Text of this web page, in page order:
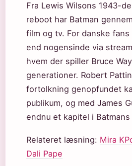
Fra Lewis Wilsons 1943-
reboot har Batman
film og tv. For danske
end nogensinde via
hvem der spiller Bruce
generationer. Robert
fortolkning genopfundet
publikum, og med James
endnu et kapitel i
Relateret læsning: Mira
Dali Pape